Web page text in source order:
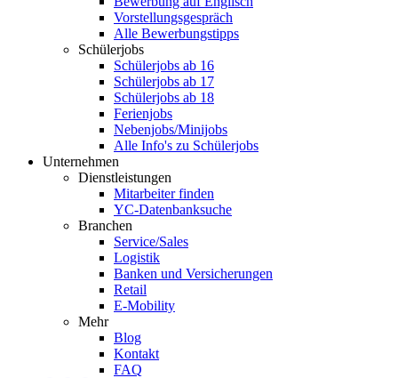
Vorstellungsgespräch
Alle Bewerbungstipps
Schülerjobs
Schülerjobs ab 16
Schülerjobs ab 17
Schülerjobs ab 18
Ferienjobs
Nebenjobs/Minijobs
Alle Info's zu Schülerjobs
Unternehmen
Dienstleistungen
Mitarbeiter finden
YC-Datenbanksuche
Branchen
Service/Sales
Logistik
Banken und Versicherungen
Retail
E-Mobility
Mehr
Blog
Kontakt
FAQ